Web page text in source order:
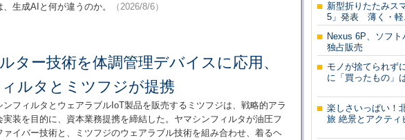
生成AIと何が違うのか。
（2026/8/6）
ター技術を体調管理デバイスに応用、
ルタとミツフジが提携
フィルタとウェアラブルIoT製品を販売するミツフジは、戦略的アラ
装を目的に、資本業務提携を締結した。ヤマシンフィルタが油圧フ
イバー技術と、ミツフジのウェアラブル技術を組み合わせ、着るヘ
新型折りたたみス
5」発表 薄く・軽
Nexus 6P、ソフ
独占販売
モノが捨てられず
に「買ったもの」
楽しさいっぱい！
旅 絶景とアクティ